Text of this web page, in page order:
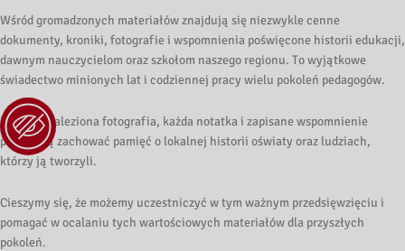
Wśród gromadzonych materiałów znajdują się niezwykle cenne
dokumenty, kroniki, fotografie i wspomnienia poświęcone historii edukacji,
dawnym nauczycielom oraz szkołom naszego regionu. To wyjątkowe
świadectwo minionych lat i codziennej pracy wielu pokoleń pedagogów.
Każda odnaleziona fotografia, każda notatka i zapisane wspomnienie
pozwalają zachować pamięć o lokalnej historii oświaty oraz ludziach,
którzy ją tworzyli.
Cieszymy się, że możemy uczestniczyć w tym ważnym przedsięwzięciu i
pomagać w ocalaniu tych wartościowych materiałów dla przyszłych
pokoleń.